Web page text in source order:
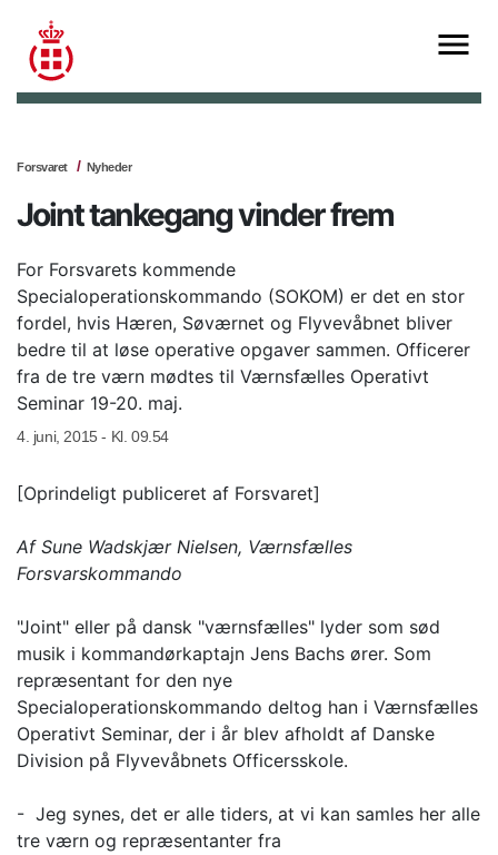
Forsvaret Nyheder
Joint tankegang vinder frem
For Forsvarets kommende
Specialoperationskommando (SOKOM) er det en stor
fordel, hvis Hæren, Søværnet og Flyvevåbnet bliver
bedre til at løse operative opgaver sammen. Officerer
fra de tre værn mødtes til Værnsfælles Operativt
Seminar 19-20. maj.
4. juni, 2015 - Kl. 09.54
[Oprindeligt publiceret af Forsvaret]
Af Sune Wadskjær Nielsen, Værnsfælles
Forsvarskommando
"Joint" eller på dansk "værnsfælles" lyder som sød
musik i kommandørkaptajn Jens Bachs ører. Som
repræsentant for den nye
Specialoperationskommando deltog han i Værnsfælles
Operativt Seminar, der i år blev afholdt af Danske
Division på Flyvevåbnets Officersskole.
- Jeg synes, det er alle tiders, at vi kan samles her alle
tre værn og repræsentanter fra